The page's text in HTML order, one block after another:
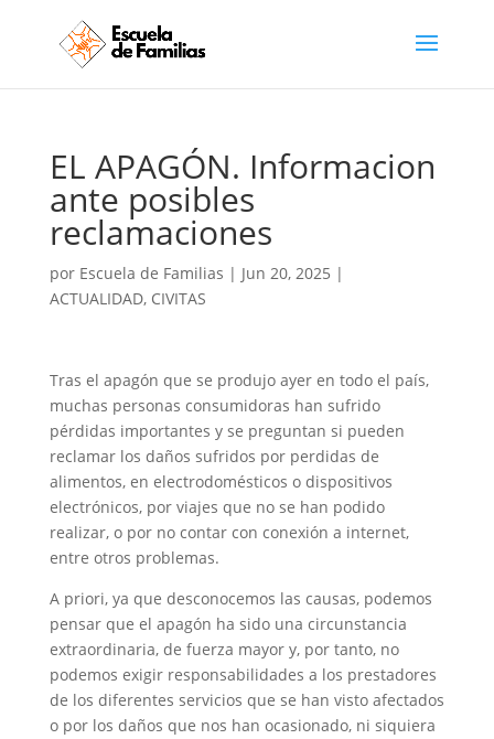
EL APAGÓN. Informacion
ante posibles
reclamaciones
por Escuela de Familias | Jun 20, 2025 |
ACTUALIDAD, CIVITAS
Tras el apagón que se produjo ayer en todo el país,
muchas personas consumidoras han sufrido
pérdidas importantes y se preguntan si pueden
reclamar los daños sufridos por perdidas de
alimentos, en electrodomésticos o dispositivos
electrónicos, por viajes que no se han podido
realizar, o por no contar con conexión a internet,
entre otros problemas.
A priori, ya que desconocemos las causas, podemos
pensar que el apagón ha sido una circunstancia
extraordinaria, de fuerza mayor y, por tanto, no
podemos exigir responsabilidades a los prestadores
de los diferentes servicios que se han visto afectados
o por los daños que nos han ocasionado, ni siquiera